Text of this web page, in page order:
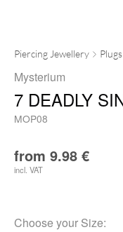
Piercing Jewellery Plugs
Mysterium
7 DEADLY
MOP08
from 9.98 €
incl. VAT
Choose your Size: